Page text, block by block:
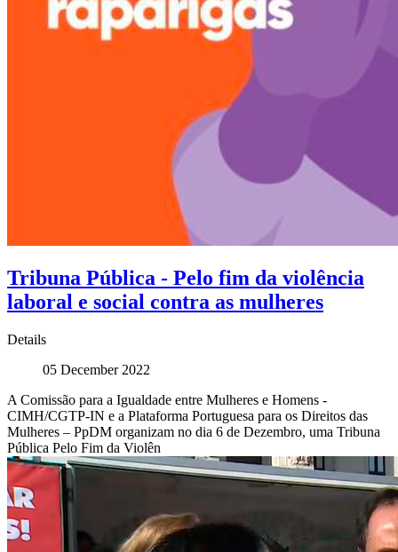
Tribuna Pública - Pelo fim da violência
laboral e social contra as mulheres
Details
05 December 2022
A Comissão para a Igualdade entre Mulheres e Homens -
CIMH/CGTP-IN e a Plataforma Portuguesa para os Direitos das
Mulheres – PpDM organizam no dia 6 de Dezembro, uma Tribuna
Pública Pelo Fim da Violên